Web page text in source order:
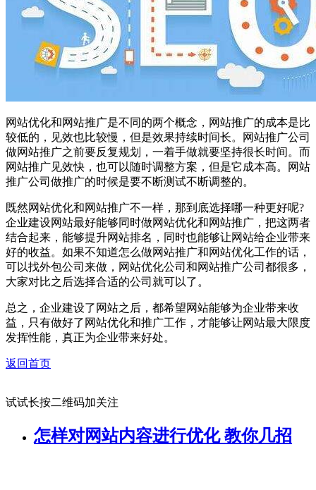
网站优化和网站推广是不同的两个概念，网站推广的成本是比
较低的，见效也比较慢，但是效果持续时间长。网站推广公司
做网站推广之前要反复规划，一着手做就要坚持很长时间。而
网站推广见效快，也可以随时调整方案，但是它成本高。网站
推广公司做推广的时候是要不断测试不断调整的。
既然网站优化和网站推广不一样，那到底选择哪一种更好呢?
企业建设网站最好能够同时做网站优化和网站推广，把这两者
结合起来，能够提升网站排名，同时也能够让网站给企业带来
好的收益。如果不知道怎么做网站推广和网站优化工作的话，
可以找外包公司来做，网站优化公司和网站推广公司都很多，
大家对比之后选择合适的公司就可以了。
总之，企业建设了网站之后，都希望网站能够为企业带来收
益，只有做好了网站优化和推广工作，才能够让网站最大限度
发挥性能，真正为企业带来好处。
返回首页
试试长按二维码加关注
怎样对网站内容进行优化 教你几招